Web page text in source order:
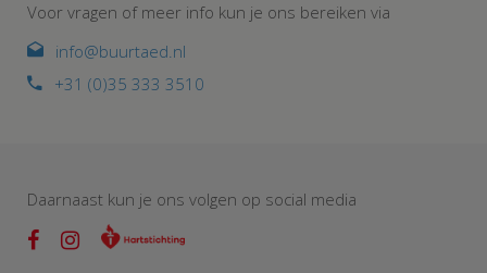
Voor vragen of meer info kun je ons bereiken via
info@buurtaed.nl
+31 (0)35 333 3510
Daarnaast kun je ons volgen op social media